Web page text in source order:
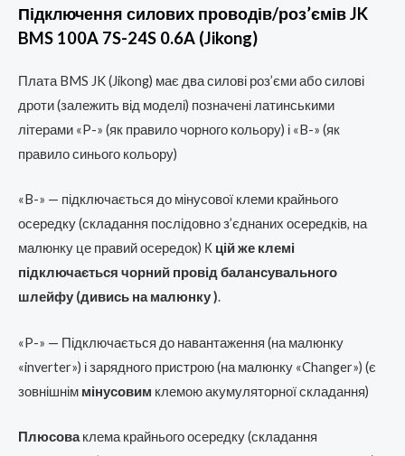
Підключення силових проводів/роз’ємів JK
BMS 100A 7S-24S 0.6A (Jikong)
Плата BMS JK (Jikong) має два силові роз’єми або силові
дроти (залежить від моделі) позначені латинськими
літерами «P-» (як правило чорного кольору) і «B-» (як
правило синього кольору)
«B-» — підключається до мінусової клеми крайнього
осередку (складання послідовно з’єднаних осередків, на
малюнку це правий осередок) К цій же клемі
підключається чорний провід балансувального
шлейфу (дивись на малюнку ).
«P-» — Підключається до навантаження (на малюнку
«inverter») і зарядного пристрою (на малюнку «Changer») (є
зовнішнім мінусовим клемою акумуляторної складання)
Плюсоваклема крайнього осередку (складання